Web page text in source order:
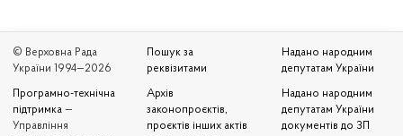
© Верховна Рада
України 1994—2026
Програмно-технічна
підтримка —
Управління
Пошук за
реквізитами
Архів
законопроєктів,
проєктів інших актів
Надано народним
депутатам України
Надано народним
депутатам України
документів до ЗП